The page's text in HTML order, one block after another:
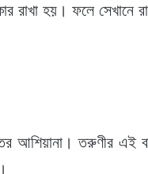
রাখা হয়। ফলে সেখানে
আশিয়ানা। তরুণীর এই